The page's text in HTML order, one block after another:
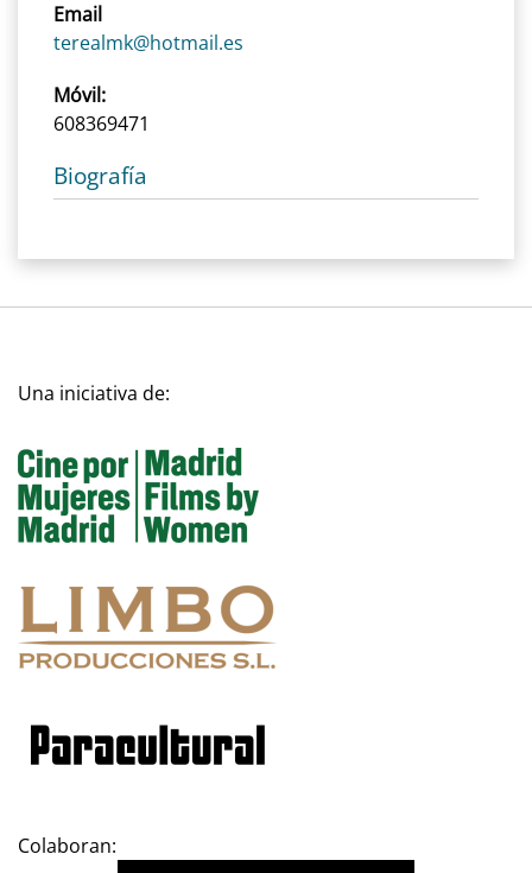
Email
terealmk@hotmail.es
Móvil:
608369471
Biografía
Una iniciativa de:
Colaboran: